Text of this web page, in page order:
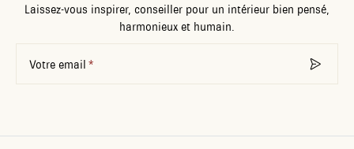
Laissez-vous inspirer, conseiller pour un intérieur bien pensé,
harmonieux et humain.
Votre email